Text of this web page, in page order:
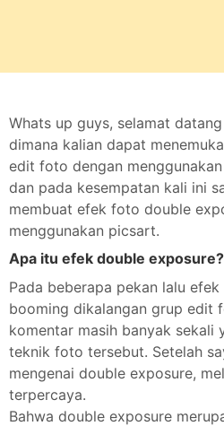
Whats up guys, selamat
dimana kalian dapat
edit foto dengan
dan pada kesempatan kali ini
membuat efek foto double
menggunakan picsart.
Apa itu efek double exposure?
Pada beberapa pekan lalu
booming dikalangan grup edit
komentar masih banyak sekali
teknik foto tersebut. Setelah
mengenai double exposure,
terpercaya.
Bahwa double exposure